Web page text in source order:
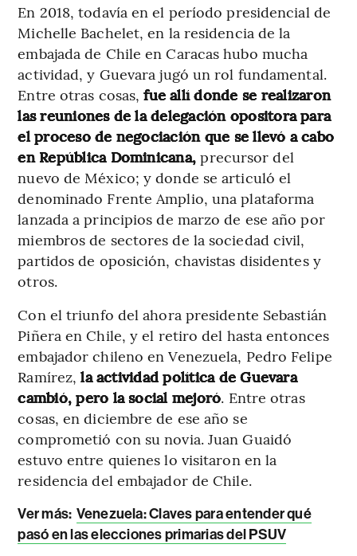
En 2018, todavía en el período presidencial de
Michelle Bachelet, en la residencia de la
embajada de Chile en Caracas hubo mucha
actividad, y Guevara jugó un rol fundamental.
Entre otras cosas,fue allí donde se realizaron
las reuniones de la delegación opositora para
el proceso de negociación que se llevó a cabo
en República Dominicana,precursor del
nuevo de México; y donde se articuló el
denominado Frente Amplio, una plataforma
lanzada a principios de marzo de ese año por
miembros de sectores de la sociedad civil,
partidos de oposición, chavistas disidentes y
otros.
Con el triunfo del ahora presidente Sebastián
Piñera en Chile, y el retiro del hasta entonces
embajador chileno en Venezuela, Pedro Felipe
Ramírez,la actividad política de Guevara
cambió, pero la social mejoró. Entre otras
cosas, en diciembre de ese año se
comprometió con su novia. Juan Guaidó
estuvo entre quienes lo visitaron en la
residencia del embajador de Chile.
Ver más: Venezuela: Claves para entender qué
pasó en las elecciones primarias del PSUV